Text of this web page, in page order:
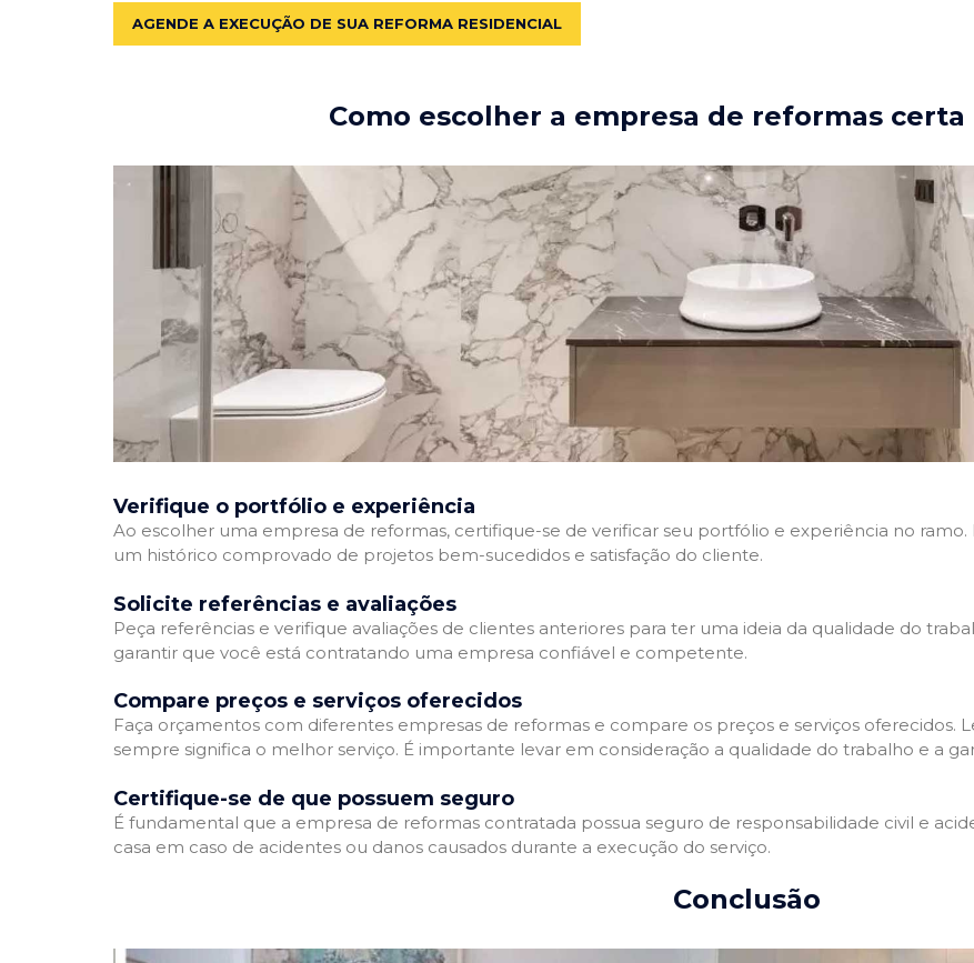
AGENDE A EXECUÇÃO DE SUA REFORMA RESIDENCIAL
Como escolher a empresa de reformas certa
Verifique o portfólio e experiência
Ao escolher uma empresa de reformas, certifique-se de verificar seu portfólio e experiência no
um histórico comprovado de projetos bem-sucedidos e satisfação do cliente.
Solicite referências e avaliações
Peça referências e verifique avaliações de clientes anteriores para ter uma ideia da qualidade do
garantir que você está contratando uma empresa confiável e competente.
Compare preços e serviços oferecidos
Faça orçamentos com diferentes empresas de reformas e compare os preços e serviços oferecidos.
sempre significa o melhor serviço. É importante levar em consideração a qualidade do trabalho e a
Certifique-se de que possuem seguro
É fundamental que a empresa de reformas contratada possua seguro de responsabilidade civil e
casa em caso de acidentes ou danos causados durante a execução do serviço.
Conclusão